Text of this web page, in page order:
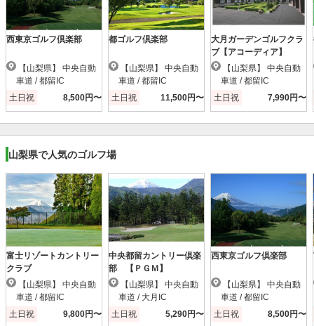
西東京ゴルフ倶楽部
車道 / 都留IC
土日祝
8,500円〜
都ゴルフ倶楽部
車道 / 都留IC
土日祝
11,500円〜
大月ガーデンゴルフクラ
ブ【アコーディア】
車道 / 都留IC
土日祝
7,990円〜
山梨県で人気のゴルフ場
富士リゾートカントリー
クラブ
車道 / 都留IC
土日祝
9,800円〜
中央都留カントリー倶楽
部 【ＰＧＭ】
車道 / 大月IC
土日祝
5,290円〜
西東京ゴルフ倶楽部
車道 / 都留IC
土日祝
8,500円〜